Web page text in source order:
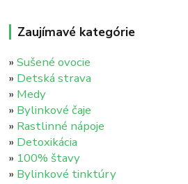
Zaujímavé kategórie
»Sušené ovocie
» Detská strava
» Medy
» Bylinkové čaje
» Rastlinné nápoje
» Detoxikácia
» 100% štavy
» Bylinkové tinktúry